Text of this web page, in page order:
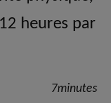
heures par
7minutes